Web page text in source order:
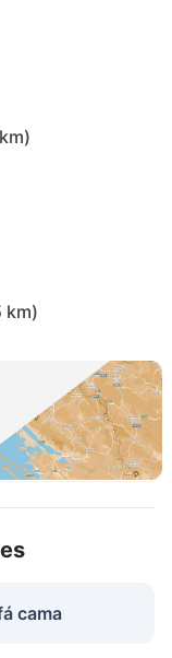
km)
cama